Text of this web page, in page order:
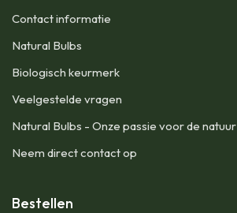
Contact informatie
Natural Bulbs
Biologisch keurmerk
Veelgestelde vragen
Natural Bulbs - Onze passie voor de natuur
Neem direct contact op
Bestellen